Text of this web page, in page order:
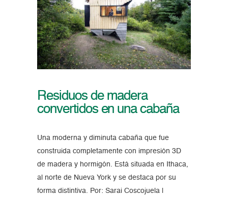
Residuos de madera
convertidos en una cabaña
Una moderna y diminuta cabaña que fue
construida completamente con impresión 3D
de madera y hormigón. Está situada en Ithaca,
al norte de Nueva York y se destaca por su
forma distintiva. Por: Sarai Coscojuela |